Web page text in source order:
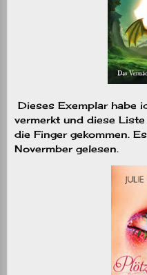
Dieses Exemplar habe
vermerkt und diese
die Finger gekommen.
Novermber gelesen.